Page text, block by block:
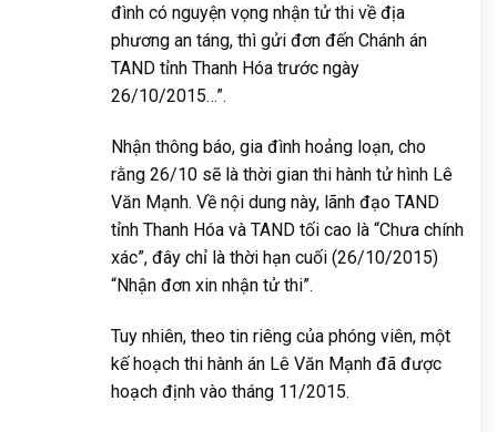
đình có nguyện vọng nhận tử thi về địa
phương an táng, thì gửi đơn đến Chánh án
TAND tỉnh Thanh Hóa trước ngày
26/10/2015…”.
Nhận thông báo, gia đình hoảng loạn, cho
rằng 26/10 sẽ là thời gian thi hành tử hình Lê
Văn Mạnh. Về nội dung này, lãnh đạo TAND
tỉnh Thanh Hóa và TAND tối cao là “Chưa chính
xác”, đây chỉ là thời hạn cuối (26/10/2015)
“Nhận đơn xin nhận tử thi”.
Tuy nhiên, theo tin riêng của phóng viên, một
kế hoạch thi hành án Lê Văn Mạnh đã được
hoạch định vào tháng 11/2015.